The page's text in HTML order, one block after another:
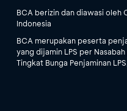
BCA berizin dan diawasi oleh
Indonesia
BCA merupakan peserta
yang dijamin LPS per
Tingkat Bunga Penjaminan